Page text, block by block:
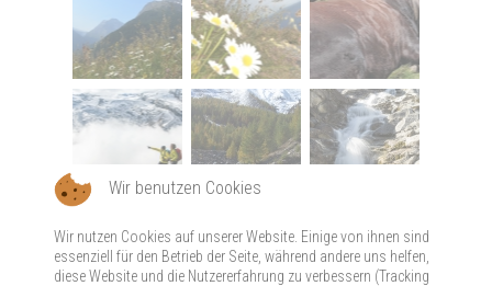
Wir benutzen Cookies
Wir nutzen Cookies auf unserer Website. Einige von ihnen sind
essenziell für den Betrieb der Seite, während andere uns helfen,
diese Website und die Nutzererfahrung zu verbessern (Tracking